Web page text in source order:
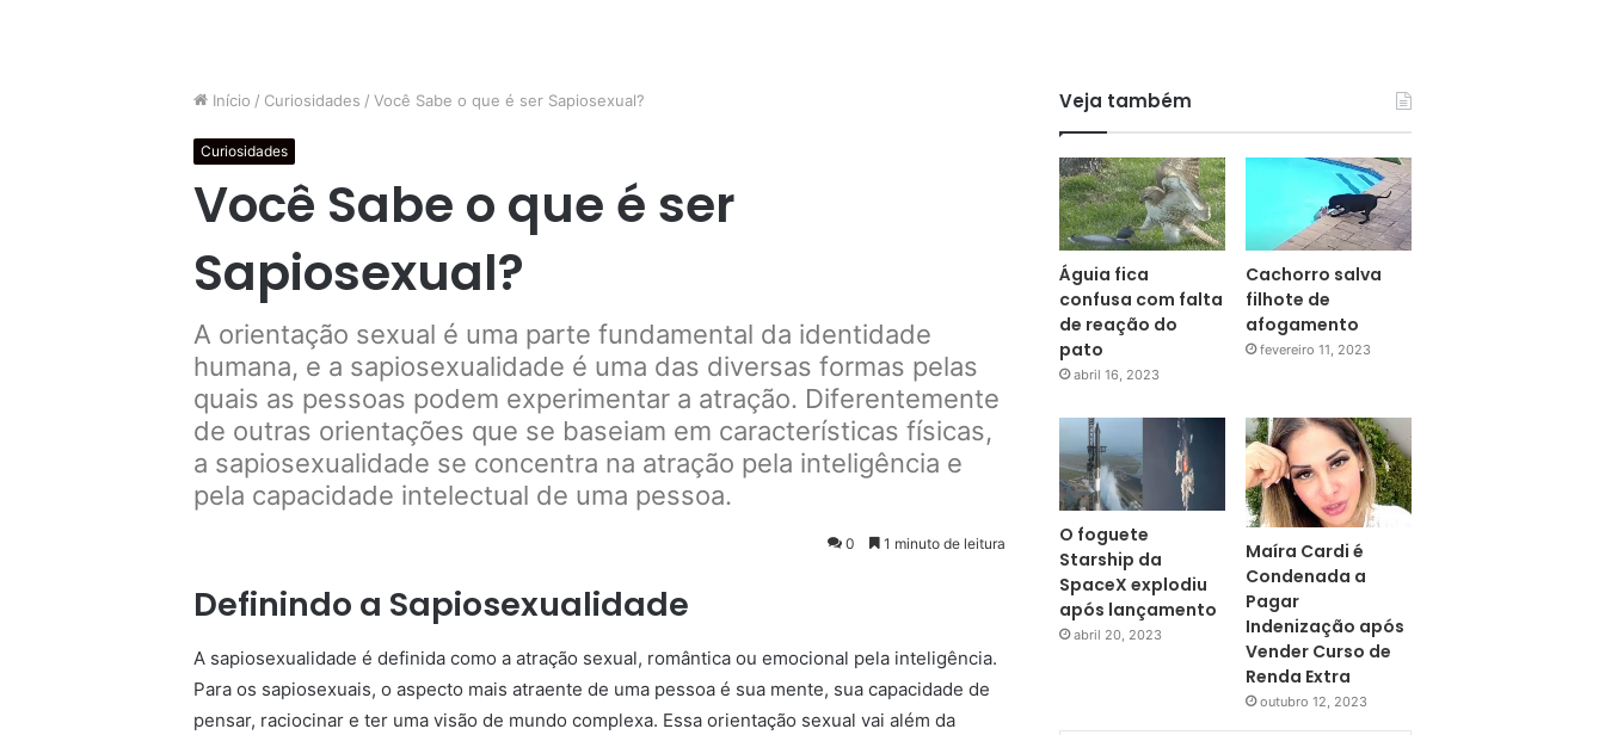
Início / Curiosidades / Você Sabe o que é ser Sapiosexual?
Curiosidades
Você Sabe o que é ser
Sapiosexual?
A orientação sexual é uma parte fundamental da identidade
humana, e a sapiosexualidade é uma das diversas formas pelas
quais as pessoas podem experimentar a atração. Diferentemente
de outras orientações que se baseiam em características físicas,
a sapiosexualidade se concentra na atração pela inteligência e
pela capacidade intelectual de uma pessoa.
0 1 minuto de leitura
Definindo a Sapiosexualidade
A sapiosexualidade é definida como a atração sexual, romântica ou emocional pela inteligência.
Para os sapiosexuais, o aspecto mais atraente de uma pessoa é sua mente, sua capacidade de
pensar, raciocinar e ter uma visão de mundo complexa. Essa orientação sexual vai além da
Veja também
Águia fica
confusa com falta
de reação do
pato
abril 16, 2023
Cachorro salva
filhote de
afogamento
fevereiro 11, 2023
O foguete
Starship da
SpaceX explodiu
após lançamento
abril 20, 2023
Maíra Cardi é
Condenada a
Pagar
Indenização após
Vender Curso de
Renda Extra
outubro 12, 2023